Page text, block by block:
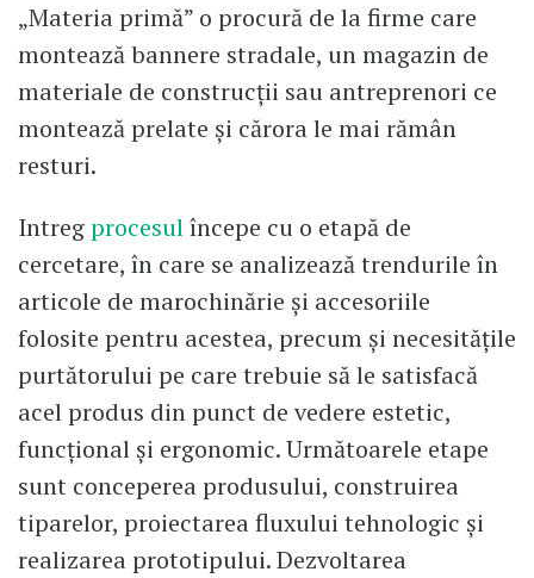
„Materia primă” o procură de la firme care
montează bannere stradale, un magazin de
materiale de construcții sau antreprenori ce
montează prelate și cărora le mai rămân
resturi.
Intregprocesulîncepe cu o etapă de
cercetare, în care se analizează trendurile în
articole de marochinărie și accesoriile
folosite pentru acestea, precum și necesitățile
purtătorului pe care trebuie să le satisfacă
acel produs din punct de vedere estetic,
funcțional și ergonomic. Următoarele etape
sunt conceperea produsului, construirea
tiparelor, proiectarea fluxului tehnologic și
realizarea prototipului. Dezvoltarea